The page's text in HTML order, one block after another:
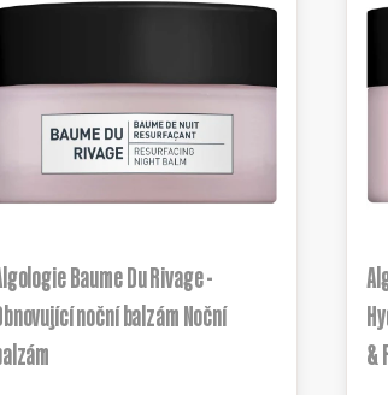
Baume Du Rivage -
noční balzám Noční
&